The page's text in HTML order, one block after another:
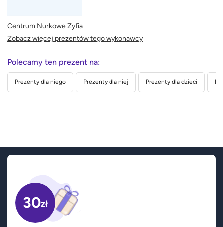
Centrum Nurkowe Zyfia
Zobacz więcej prezentów tego wykonawcy
Polecamy ten prezent na:
Prezenty dla niego Prezenty dla niej Prezenty dla dzieci
30zł